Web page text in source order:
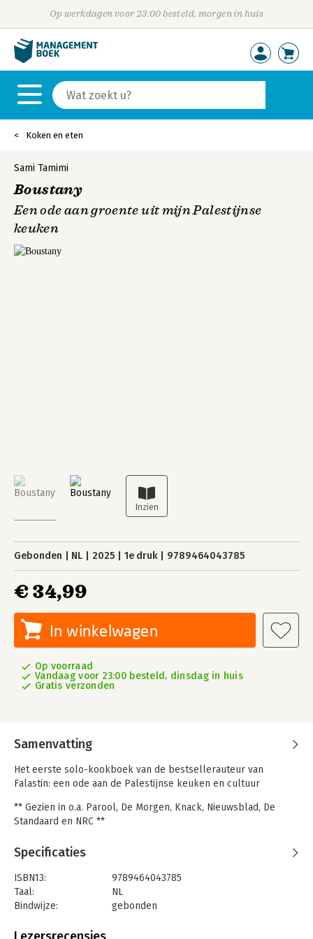
Op werkdagen voor 23:00 besteld, morgen in huis
Koken en eten
Sami Tamimi
Boustany
Een ode aan groente uit mijn Palestijnse
keuken
Gebonden NL 2025 1e druk 9789464043785
€ 34,99
In winkelwagen
Op voorraad
Vandaag voor 23:00 besteld, dinsdag in huis
Gratis verzonden
Samenvatting
Het eerste solo-kookboek van de bestsellerauteur van
Falastin: een ode aan de Palestijnse keuken en cultuur
** Gezien in o.a. Parool, De Morgen, Knack, Nieuwsblad, De
Standaard en NRC **
'Hieruit wil je álles koken' - Margriet
maken.' - Foodies Magazine
‘Teun en ik zijn heel erg enthousiast over dit boek en gaan er
de Keuken, podcast Etenstijd!
Specificaties
ISBN13:
9789464043785
Taal:
NL
Bindwijze:
gebonden
Uitgever: